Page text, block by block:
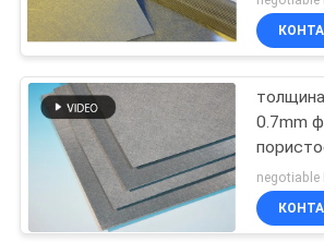
непрерывных
нитей
Проводное
0.7mm
для